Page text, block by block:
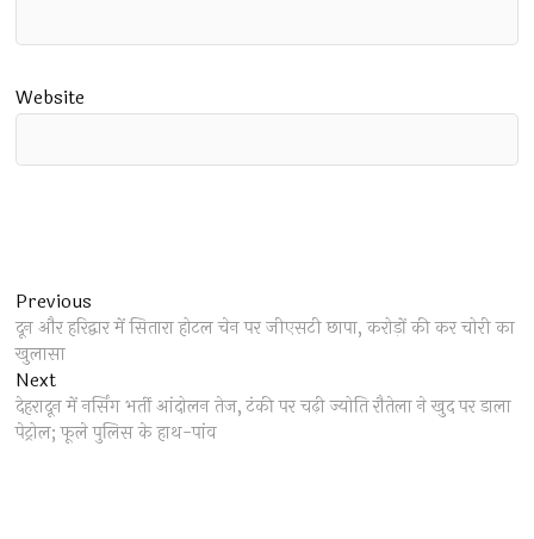
Website
Post
navigation
Previous
post:
दून और हरिद्वार में सितारा होटल चेन पर जीएसटी छापा, करोड़ों की कर चोरी का
खुलासा
NextNext
post:
देहरादून में नर्सिंग भर्ती आंदोलन तेज, टंकी पर चढ़ी ज्योति रौतेला ने खुद पर डाला
पेट्रोल; फूले पुलिस के हाथ-पांव